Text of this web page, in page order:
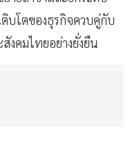
บโตของธุรกิจควบคู่กับ
งคมไทยอย่างยั่งยืน